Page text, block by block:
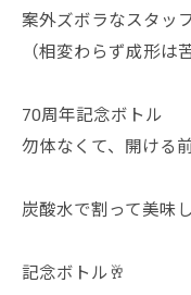
案外ズボラなスタッ
（相変わらず成形は
70周年記念ボトル
勿体なくて、開ける
炭酸水で割って美味
記念ボトル🥂